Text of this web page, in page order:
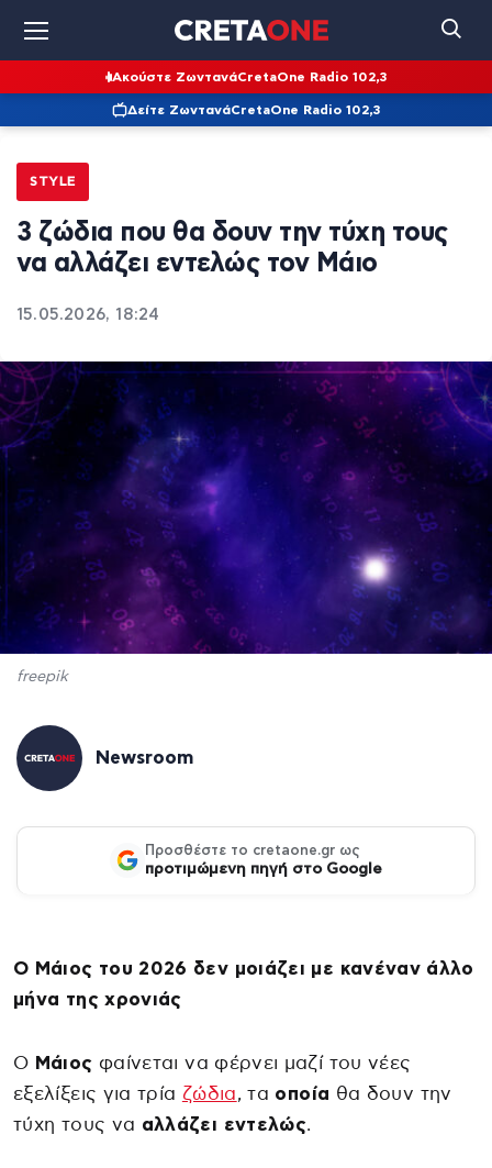
Ακούστε ΖωντανάCretaOne Radio 102,3
Δείτε ΖωντανάCretaOne Radio 102,3
STYLE
3 ζώδια που θα δουν την τύχη τους
να αλλάζει εντελώς τον Μάιο
15.05.2026, 18:24
freepik
Newsroom
Προσθέστε το cretaone.gr ως
προτιμώμενη πηγή στο Google
Ο Μάιος του 2026 δεν μοιάζει με κανέναν άλλο
μήνα της χρονιάς
Ο Μάιος φαίνεται να φέρνει μαζί του νέες
εξελίξεις για τρία ζώδια, τα οποία θα δουν την
τύχη τους να αλλάζει εντελώς.